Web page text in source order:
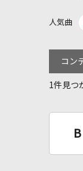
人気曲
コン
1件見つ